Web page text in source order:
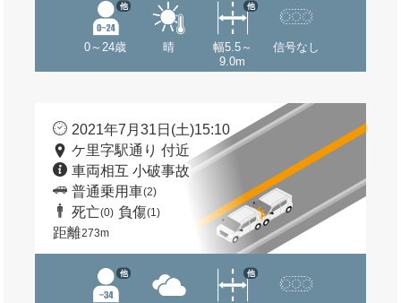
0～24歳
他
晴
幅5.5～
9.0m
他
信号なし
2021年7月31日(土)15:10
ケ里字駅通り 付近
車両相互 小破事故
普通乗用車(2)
死亡(0) 負傷(1)
距離273m
他 他